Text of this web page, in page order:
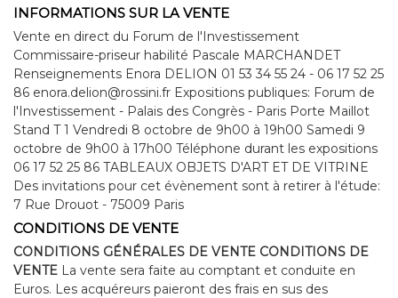
INFORMATIONS SUR LA VENTE
Vente en direct du Forum de l'Investissement
Commissaire-priseur habilité Pascale MARCHANDET
Renseignements Enora DELION 01 53 34 55 24 - 06 17 52 25
86 enora.delion@rossini.fr Expositions publiques: Forum de
l'Investissement - Palais des Congrès - Paris Porte Maillot
Stand T 1 Vendredi 8 octobre de 9h00 à 19h00 Samedi 9
octobre de 9h00 à 17h00 Téléphone durant les expositions
06 17 52 25 86 TABLEAUX OBJETS D'ART ET DE VITRINE
Des invitations pour cet évènement sont à retirer à l'étude:
7 Rue Drouot - 75009 Paris
CONDITIONS DE VENTE
CONDITIONS GÉNÉRALES DE VENTE CONDITIONS DE
VENTE La vente sera faite au comptant et conduite en
Euros. Les acquéreurs paieront des frais en sus des